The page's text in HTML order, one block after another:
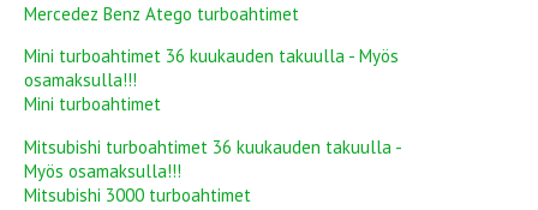
Mercedez Benz Atego turboahtimet
Mini turboahtimet 36 kuukauden takuulla - Myös
osamaksulla!!!
Mini turboahtimet
Mitsubishi turboahtimet 36 kuukauden takuulla -
Myös osamaksulla!!!
Mitsubishi 3000 turboahtimet